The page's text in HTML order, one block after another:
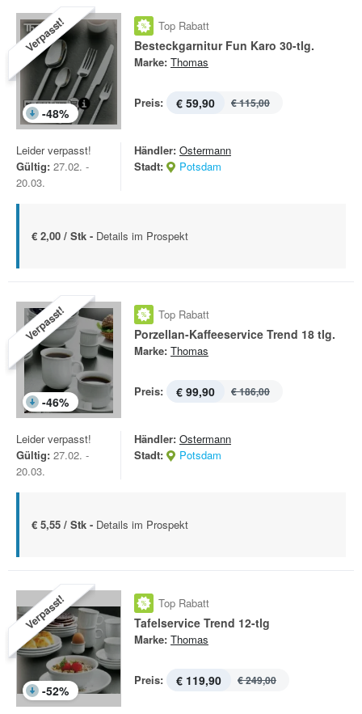
Verpasst!
-48%
Top Rabatt
Besteckgarnitur Fun Karo 30-tlg.
Marke: Thomas
Preis: € 59,90 € 115,00
Leider verpasst!
Gültig: 27.02. -
20.03.
Händler: Ostermann
Stadt:
Potsdam
€ 2,00 / Stk - Details im Prospekt
Verpasst!
-46%
Top Rabatt
Porzellan-Kaffeeservice Trend 18 tlg.
Marke: Thomas
Preis: € 99,90 € 186,00
Leider verpasst!
Gültig: 27.02. -
20.03.
Händler: Ostermann
Stadt:
Potsdam
€ 5,55 / Stk - Details im Prospekt
Verpasst!
-52%
Top Rabatt
Tafelservice Trend 12-tlg
Marke: Thomas
Preis: € 119,90 € 249,00